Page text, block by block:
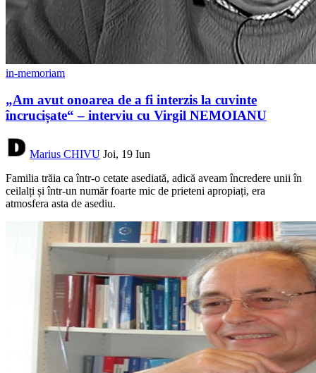
in-memoriam
„Am avut onoarea de a fi interzis la cuvinte
încrucișate“ – interviu cu Virgil NEMOIANU
Marius CHIVU Joi, 19 Iun
Familia trăia ca într-o cetate asediată, adică aveam încredere unii în
ceilalți și într-un număr foarte mic de prieteni apropiați, era
atmosfera asta de asediu.